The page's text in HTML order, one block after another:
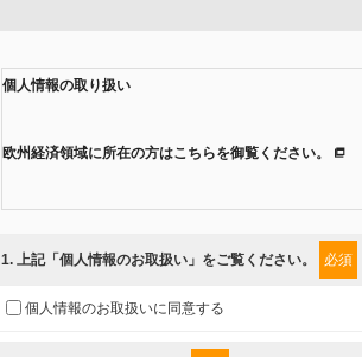
個人情報の取り扱い
欧州経済領域に所在の方はこちらを御覧ください。
ご入力頂いたお客様の情報は、個人情報保護方針に則
得たいと存じますので、宜しくお願い申し上げます。
1. 上記「個人情報のお取扱い」をご覧ください。 必須
個人情報のお取扱いに同意する